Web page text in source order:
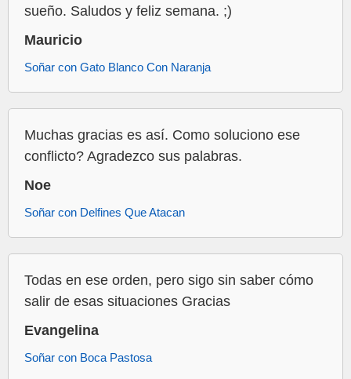
sueño. Saludos y feliz semana. ;)
Mauricio
Soñar con Gato Blanco Con Naranja
Muchas gracias es así. Como soluciono ese
conflicto? Agradezco sus palabras.
Noe
Soñar con Delfines Que Atacan
Todas en ese orden, pero sigo sin saber cómo
salir de esas situaciones Gracias
Evangelina
Soñar con Boca Pastosa